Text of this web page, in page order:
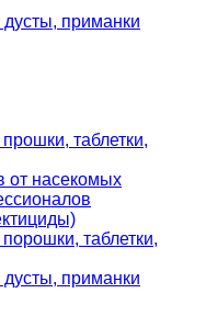
приманки
таблетки,
от насекомых
таблетки,
приманки